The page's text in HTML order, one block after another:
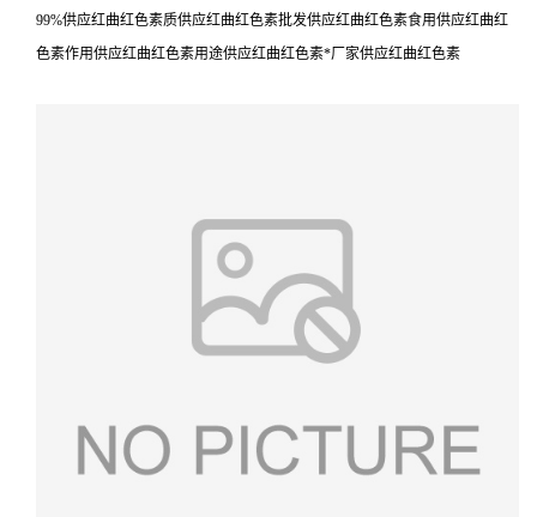
99%供应红曲红色素质供应红曲红色素批发供应红曲红色素食用供应红曲红
色素作用供应红曲红色素用途供应红曲红色素*厂家供应红曲红色素